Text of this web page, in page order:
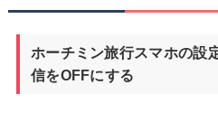
ホーチミン旅行スマホの設
信をOFFにする